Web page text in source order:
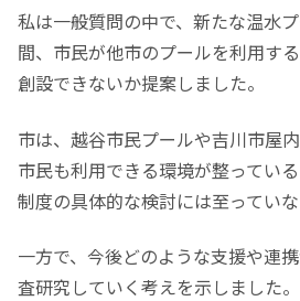
私は一般質問の中で、新たな温水
間、市民が他市のプールを利用す
創設できないか提案しました。
市は、越谷市民プールや吉川市屋
市民も利用できる環境が整ってい
制度の具体的な検討には至ってい
一方で、今後どのような支援や連
査研究していく考えを示しました。